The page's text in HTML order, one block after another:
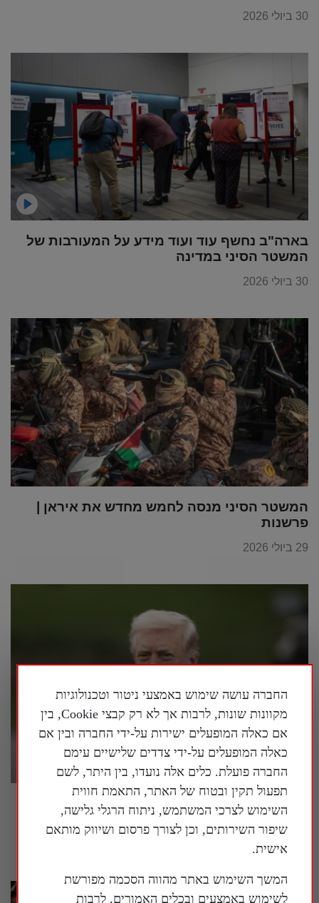
30 ביולי 2026
בארה"ב נחשף עוד ועוד מידע על המעורבות של
המשטר הסיני במדינה
30 ביולי 2026
המשטר הסיני מנסה לחמש מחדש את איראן |
פרשנות
29 ביולי 2026
פרשן על המלחמה באיראן: "אסור לשכוח
שמטרתה של איראן היא להשתלט על העולם"
החברה עושה שימוש באמצעי ניטור וטכנולוגיות
מקוונות שונות, לרבות אך לא רק קבצי Cookie, בין
אם כאלה המופעלים ישירות על-ידי החברה ובין אם
כאלה המופעלים על-ידי צדדים שלישיים עימם
החברה פועלת. כלים אלה נועדו, בין היתר, לשם
תפעול תקין ובטוח של האתר, התאמת חווית
השימוש לצרכי המשתמש, ניתוח הרגלי גלישה,
שיפור השירותים, וכן לצורך פרסום ושיווק מותאם
אישית.
המשך השימוש באתר מהווה הסכמה מפורשת
לשימוש באמצעים ובכלים האמורים, לרבות